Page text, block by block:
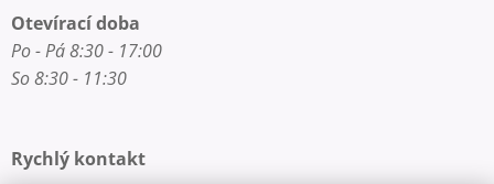
Otevírací doba
Po - Pá 8:30 - 17:00
So 8:30 - 11:30
Rychlý kontakt